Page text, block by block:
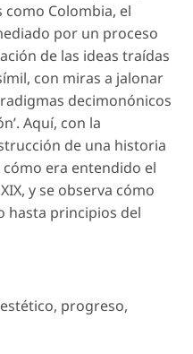
como Colombia, el
por un proceso
de las ideas traídas
con miras a jalonar
decimonónicos
Aquí, con la
de una historia
cómo era entendido el
y se observa cómo
hasta principios del
, progreso,